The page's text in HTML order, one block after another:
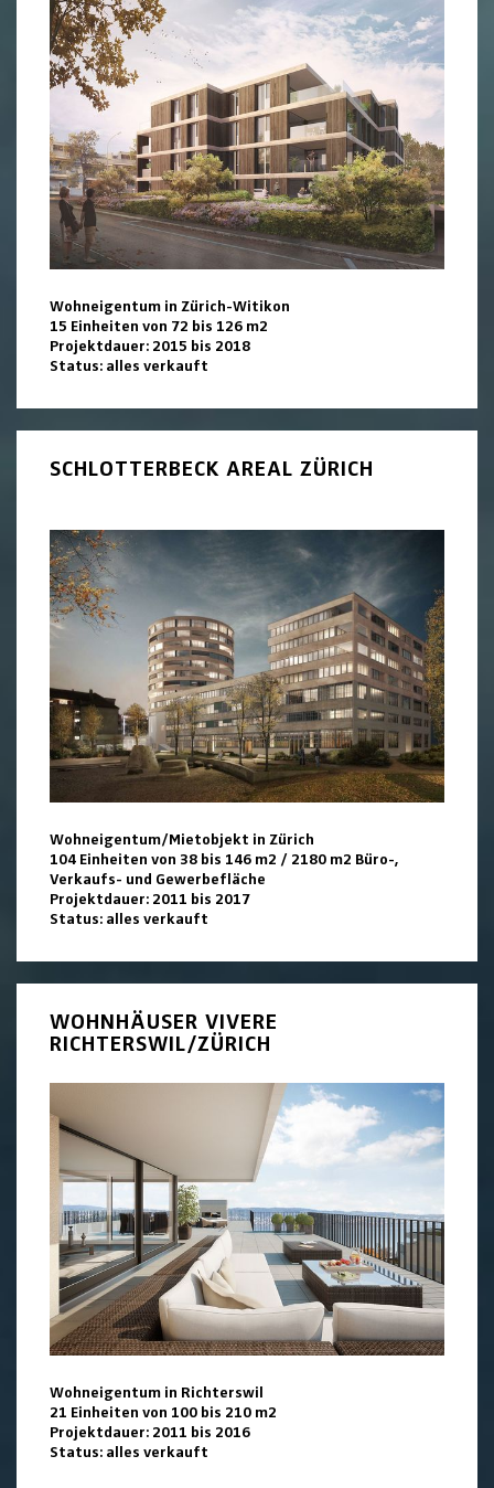
Wohneigentum in Zürich-Witikon
15 Einheiten von 72 bis 126 m2
Projektdauer: 2015 bis 2018
Status: alles verkauft
SCHLOTTERBECK AREAL ZÜRICH
Wohneigentum/Mietobjekt in Zürich
104 Einheiten von 38 bis 146 m2 / 2180 m2 Büro-,
Verkaufs- und Gewerbefläche
Projektdauer: 2011 bis 2017
Status: alles verkauft
WOHNHÄUSER VIVERE
RICHTERSWIL/ZÜRICH
Wohneigentum in Richterswil
21 Einheiten von 100 bis 210 m2
Projektdauer: 2011 bis 2016
Status: alles verkauft